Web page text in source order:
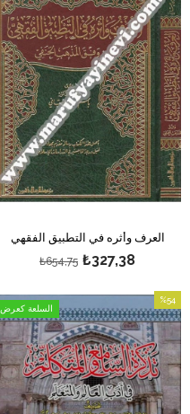
العرف وأثره في التطبيق الفقهي
₺327,38
₺654,75
%54
بيع
السلعة كعرض